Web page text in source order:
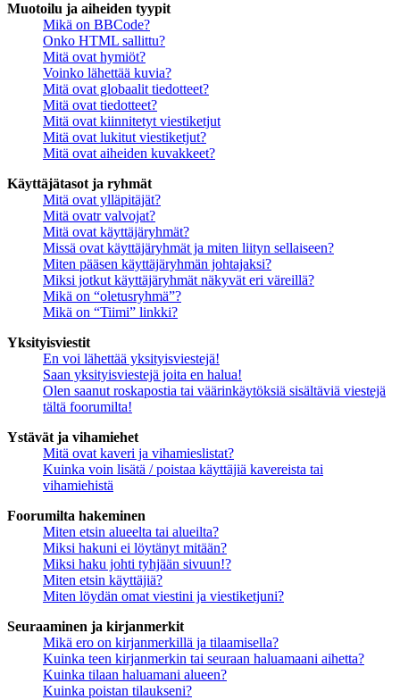
Muotoilu ja aiheiden tyypit
Mikä on BBCode?
Onko HTML sallittu?
Mitä ovat hymiöt?
Voinko lähettää kuvia?
Mitä ovat globaalit tiedotteet?
Mitä ovat tiedotteet?
Mitä ovat kiinnitetyt viestiketjut
Mitä ovat lukitut viestiketjut?
Mitä ovat aiheiden kuvakkeet?
Käyttäjätasot ja ryhmät
Mitä ovat ylläpitäjät?
Mitä ovatr valvojat?
Mitä ovat käyttäjäryhmät?
Missä ovat käyttäjäryhmät ja miten liityn sellaiseen?
Miten pääsen käyttäjäryhmän johtajaksi?
Miksi jotkut käyttäjäryhmät näkyvät eri väreillä?
Mikä on “oletusryhmä”?
Mikä on “Tiimi” linkki?
Yksityisviestit
En voi lähettää yksityisviestejä!
Saan yksityisviestejä joita en halua!
Olen saanut roskapostia tai väärinkäytöksiä sisältäviä viestejä
tältä foorumilta!
Ystävät ja vihamiehet
Mitä ovat kaveri ja vihamieslistat?
Kuinka voin lisätä / poistaa käyttäjiä kavereista tai
vihamiehistä
Foorumilta hakeminen
Miten etsin alueelta tai alueilta?
Miksi hakuni ei löytänyt mitään?
Miksi haku johti tyhjään sivuun!?
Miten etsin käyttäjiä?
Miten löydän omat viestini ja viestiketjuni?
Seuraaminen ja kirjanmerkit
Mikä ero on kirjanmerkillä ja tilaamisella?
Kuinka teen kirjanmerkin tai seuraan haluamaani aihetta?
Kuinka tilaan haluamani alueen?
Kuinka poistan tilaukseni?